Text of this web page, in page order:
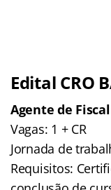
Edital CRO
Agente de
Vagas: 1 + CR
Jornada de
Requisitos: